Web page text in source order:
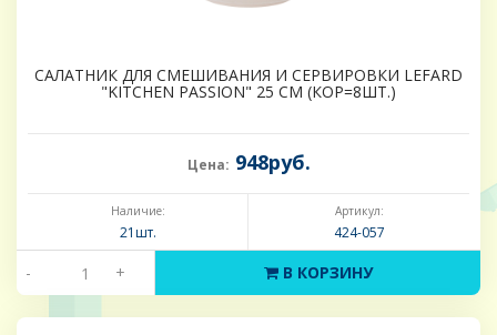
САЛАТНИК ДЛЯ СМЕШИВАНИЯ И СЕРВИРОВКИ LEFARD
"KITCHEN PASSION" 25 СМ (КОР=8ШТ.)
Цена: 948руб.
Наличие:
21шт.
Артикул:
424-057
- + В КОРЗИНУ